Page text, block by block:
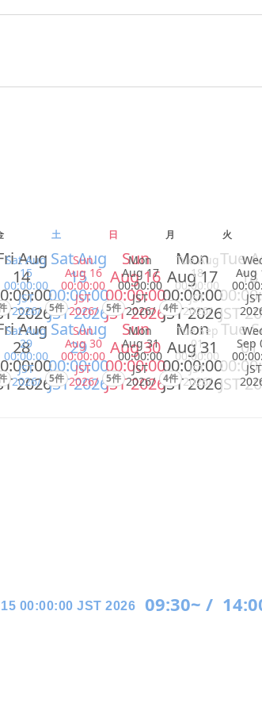
土 日 月 火
Aug
14
2026
Sat Aug
15
00:00:00
JST
2026/
Sat Aug
15
00:00:00
JST 2026
5件
Sun
Aug 16
00:00:00
JST
2026/
Sun
Aug 16
00:00:00
JST 2026
5件
Mon
Aug 17
00:00:00
JST
2026/
Mon
Aug 17
00:00:00
JST 2026
4件
Tue Aug
18
00:00:00
JST
2026/
Tue
18
JST
Aug
JST
Aug
28
2026
Sat Aug
29
00:00:00
JST
2026/
Sat Aug
29
00:00:00
JST 2026
5件
Sun
Aug 30
00:00:00
JST
2026/
Sun
Aug 30
00:00:00
JST 2026
5件
Mon
Aug 31
00:00:00
JST
2026/
Mon
Aug 31
00:00:00
JST 2026
4件
Tue Sep
01
00:00:00
JST
2026/
Tue
01
JST
Sep
JST
00:00:00 JST 2026 09:30~ /